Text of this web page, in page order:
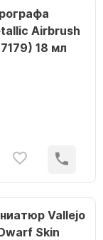
Airbrush
18 мл
Vallejo
Skin